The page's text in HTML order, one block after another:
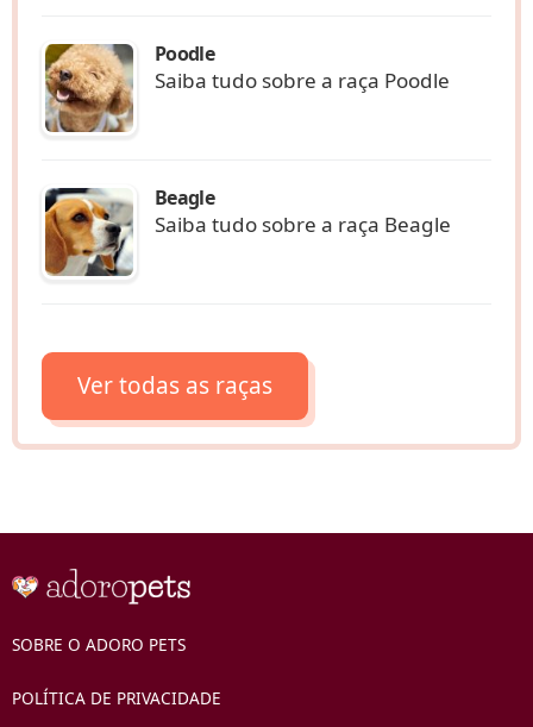
Poodle
Saiba tudo sobre a raça Poodle
Beagle
Saiba tudo sobre a raça Beagle
Ver todas as raças
SOBRE O ADORO PETS
POLÍTICA DE PRIVACIDADE